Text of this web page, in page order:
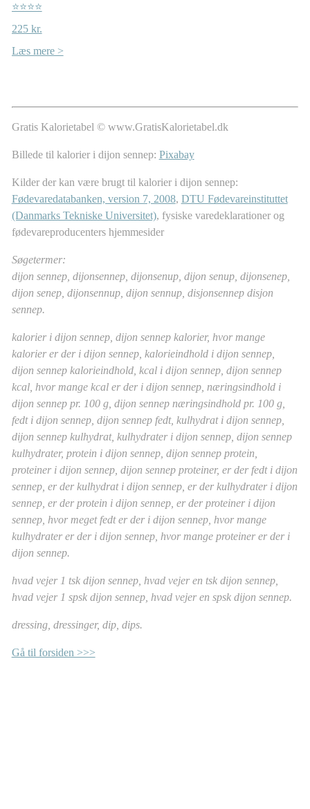
⭐⭐⭐⭐
225 kr.
Læs mere >
Gratis Kalorietabel © www.GratisKalorietabel.dk
Billede til kalorier i dijon sennep: Pixabay
Kilder der kan være brugt til kalorier i dijon sennep:
Fødevaredatabanken, version 7, 2008, DTU Fødevareinstituttet
(Danmarks Tekniske Universitet), fysiske varedeklarationer og
fødevareproducenters hjemmesider
Søgetermer:
dijon sennep, dijonsennep, dijonsenup, dijon senup, dijonsenep,
dijon senep, dijonsennup, dijon sennup, disjonsennep disjon
sennep.
kalorier i dijon sennep, dijon sennep kalorier, hvor mange
kalorier er der i dijon sennep, kalorieindhold i dijon sennep,
dijon sennep kalorieindhold, kcal i dijon sennep, dijon sennep
kcal, hvor mange kcal er der i dijon sennep, næringsindhold i
dijon sennep pr. 100 g, dijon sennep næringsindhold pr. 100 g,
fedt i dijon sennep, dijon sennep fedt, kulhydrat i dijon sennep,
dijon sennep kulhydrat, kulhydrater i dijon sennep, dijon sennep
kulhydrater, protein i dijon sennep, dijon sennep protein,
proteiner i dijon sennep, dijon sennep proteiner, er der fedt i dijon
sennep, er der kulhydrat i dijon sennep, er der kulhydrater i dijon
sennep, er der protein i dijon sennep, er der proteiner i dijon
sennep, hvor meget fedt er der i dijon sennep, hvor mange
kulhydrater er der i dijon sennep, hvor mange proteiner er der i
dijon sennep.
hvad vejer 1 tsk dijon sennep, hvad vejer en tsk dijon sennep,
hvad vejer 1 spsk dijon sennep, hvad vejer en spsk dijon sennep.
dressing, dressinger, dip, dips.
Gå til forsiden >>>